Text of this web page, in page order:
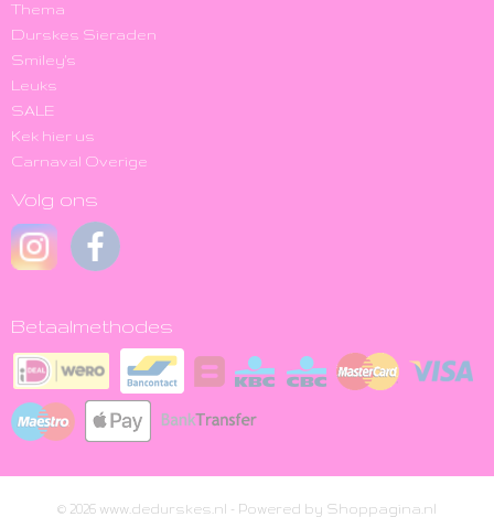
Thema
Durskes Sieraden
Smiley's
Leuks
SALE
Kek hier us
Carnaval Overige
Volg ons
Betaalmethodes
© 2026 www.dedurskes.nl - Powered by Shoppagina.nl